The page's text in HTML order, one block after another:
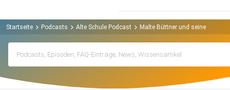
Startseite Podcasts Alte Schule Podcast Malte Büttner und seine Suche